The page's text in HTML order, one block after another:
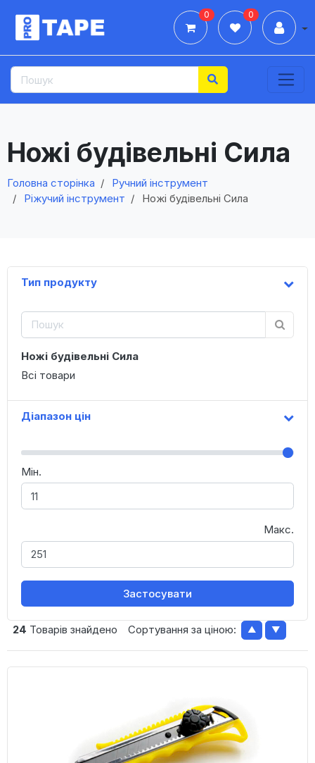
0 0
Ножі будівельні Сила
Головна сторінка
Ручний інструмент
Ріжучий інструмент
Ножі будівельні Сила
Тип продукту
Ножі будівельні Сила
Всі товари
Діапазон цін
Мін.
Макс.
Застосувати
24 Товарів знайдено Сортування за ціною: ▲ ▼